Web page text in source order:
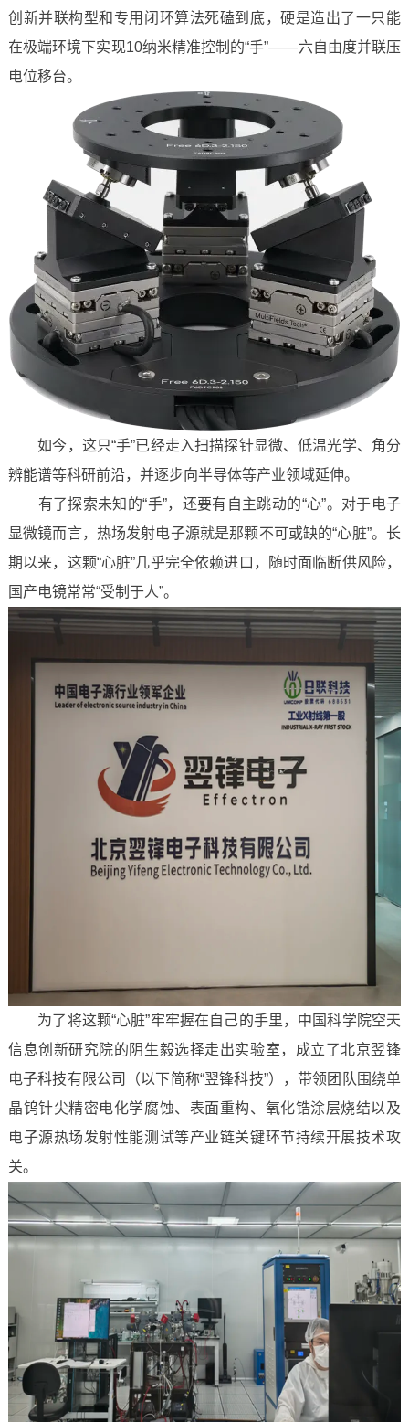
创新并联构型和专用闭环算法死磕到底，硬是造出了一只能
在极端环境下实现10纳米精准控制的“手”——六自由度并联压
电位移台。
如今，这只“手”已经走入扫描探针显微、低温光学、角分
辨能谱等科研前沿，并逐步向半导体等产业领域延伸。
有了探索未知的“手”，还要有自主跳动的“心”。对于电子
显微镜而言，热场发射电子源就是那颗不可或缺的“心脏”。长
期以来，这颗“心脏”几乎完全依赖进口，随时面临断供风险，
国产电镜常常“受制于人”。
为了将这颗“心脏”牢牢握在自己的手里，中国科学院空天
信息创新研究院的阴生毅选择走出实验室，成立了北京翌锋
电子科技有限公司（以下简称“翌锋科技”），带领团队围绕单
晶钨针尖精密电化学腐蚀、表面重构、氧化锆涂层烧结以及
电子源热场发射性能测试等产业链关键环节持续开展技术攻
关。